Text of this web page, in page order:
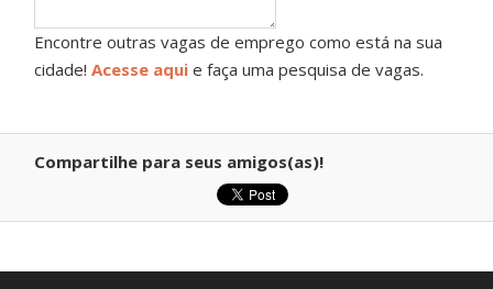
Encontre outras vagas de emprego como está na sua
cidade!Acesse aqui e faça uma pesquisa de vagas.
Compartilhe para seus amigos(as)!